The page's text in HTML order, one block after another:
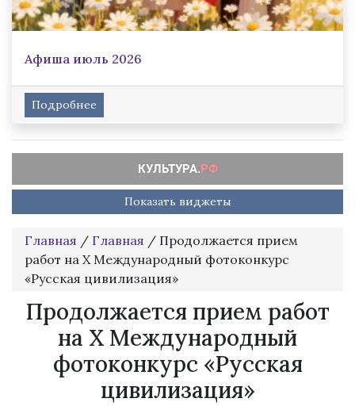
Афиша июль 2026
Подробнее
Показать виджеты
Главная / Главная / Продолжается прием
работ на Х Международный фотоконкурс
«Русская цивилизация»
Продолжается прием работ
на Х Международный
фотоконкурс «Русская
цивилизация»